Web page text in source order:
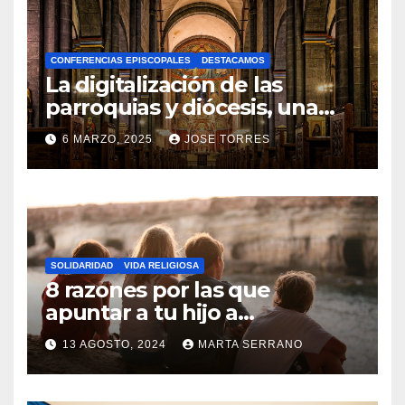
H
A
Y
C
O
M
N
T
A
R
I
O
S
CONFERENCIAS EPISCOPALES DESTACAMOS
La digitalización de las
parroquias y diócesis, una
realidad ya para el futuro de
la Iglesia
6 MARZO, 2025 JOSE TORRES
N
O
H
A
Y
SOLIDARIDAD VIDA RELIGIOSA
8 razones por las que
apuntar a tu hijo a
Catequesis
13 AGOSTO, 2024 MARTA SERRANO
N
O